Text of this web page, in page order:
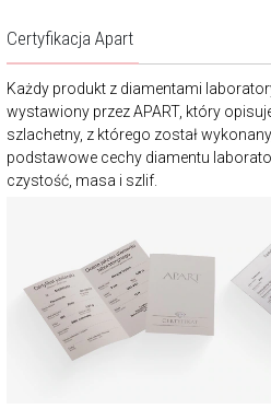
Certyfikacja Apart
Każdy produkt z diamentami
wystawiony przez APART, który
szlachetny, z którego został
podstawowe cechy diamentu
czystość, masa i szlif.